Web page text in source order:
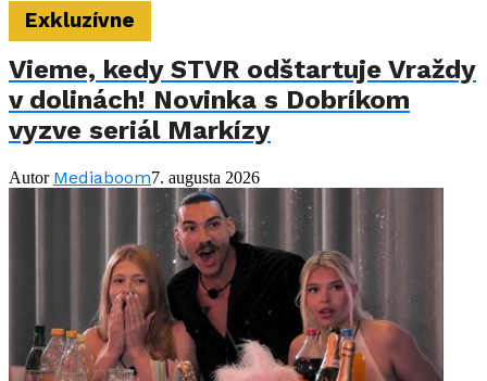
Exkluzívne
Vieme, kedy STVR odštartuje Vraždy
v dolinách! Novinka s Dobríkom
vyzve seriál Markízy
Autor Mediaboom7. augusta 2026